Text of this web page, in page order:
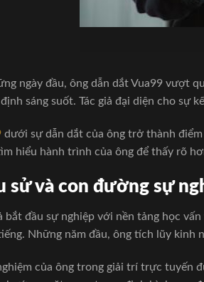
ngày đầu, ông dẫn dắt Vua99 vượt
sáng suốt. Tác giả đại diện cho sự
dưới sự dẫn dắt của ông trở thành
hiểu hành trình của ông để thấy rõ
sử và con đường sự
bắt đầu sự nghiệp với nền tảng học
Những năm đầu, ông tích lũy kinh
của ông trong giải trí trực tuyến